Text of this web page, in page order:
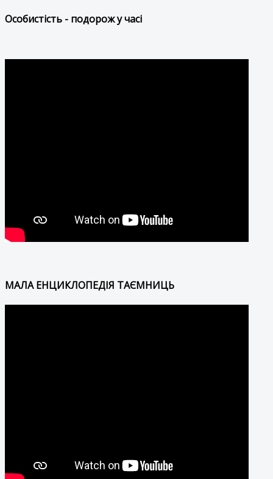
Особистість - подорож у часі
МАЛА ЕНЦИКЛОПЕДІЯ ТАЄМНИЦЬ